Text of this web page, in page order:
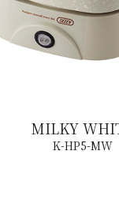
MILKY
K-HP5-MW